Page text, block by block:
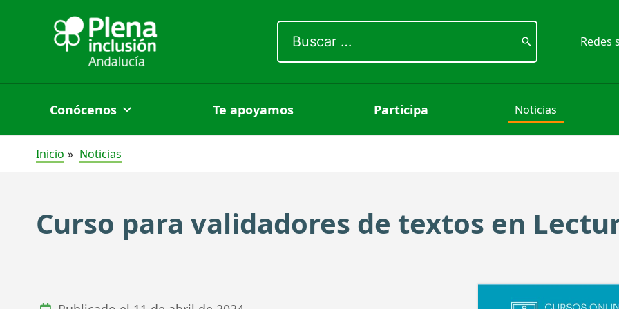
por:
Redes
Conócenos Te apoyamos Participa Noticias
Inicio Noticias
Curso para validadores de textos en